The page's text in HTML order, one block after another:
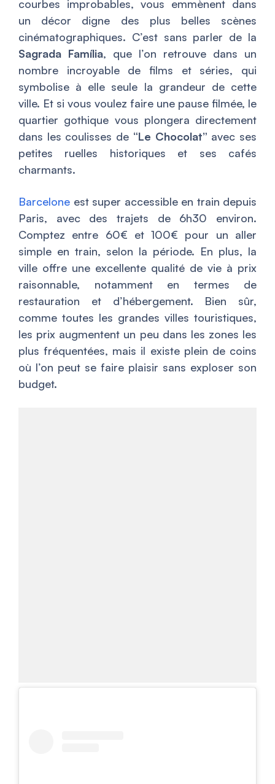
courbes improbables, vous emmènent dans
un décor digne des plus belles scènes
cinématographiques. C’est sans parler de la
Sagrada Família, que l’on retrouve dans un
nombre incroyable de films et séries, qui
symbolise à elle seule la grandeur de cette
ville. Et si vous voulez faire une pause filmée, le
quartier gothique vous plongera directement
dans les coulisses de “Le Chocolat” avec ses
petites ruelles historiques et ses cafés
charmants.
Barcelone est super accessible en train depuis
Paris, avec des trajets de 6h30 environ.
Comptez entre 60€ et 100€ pour un aller
simple en train, selon la période. En plus, la
ville offre une excellente qualité de vie à prix
raisonnable, notamment en termes de
restauration et d’hébergement. Bien sûr,
comme toutes les grandes villes touristiques,
les prix augmentent un peu dans les zones les
plus fréquentées, mais il existe plein de coins
où l’on peut se faire plaisir sans exploser son
budget.